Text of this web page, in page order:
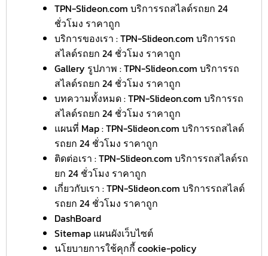
TPN-Slideon.com บริการรถสไลด์รถยก 24
ชั่วโมง ราคาถูก
บริการของเรา : TPN-Slideon.com บริการรถ
สไลด์รถยก 24 ชั่วโมง ราคาถูก
Gallery รูปภาพ : TPN-Slideon.com บริการรถ
สไลด์รถยก 24 ชั่วโมง ราคาถูก
บทความทั้งหมด : TPN-Slideon.com บริการรถ
สไลด์รถยก 24 ชั่วโมง ราคาถูก
แผนที่ Map : TPN-Slideon.com บริการรถสไลด์
รถยก 24 ชั่วโมง ราคาถูก
ติดต่อเรา : TPN-Slideon.com บริการรถสไลด์รถ
ยก 24 ชั่วโมง ราคาถูก
เกี่ยวกับเรา : TPN-Slideon.com บริการรถสไลด์
รถยก 24 ชั่วโมง ราคาถูก
DashBoard
Sitemap แผนผังเว็บไซต์
นโยบายการใช้คุกกี้ cookie-policy